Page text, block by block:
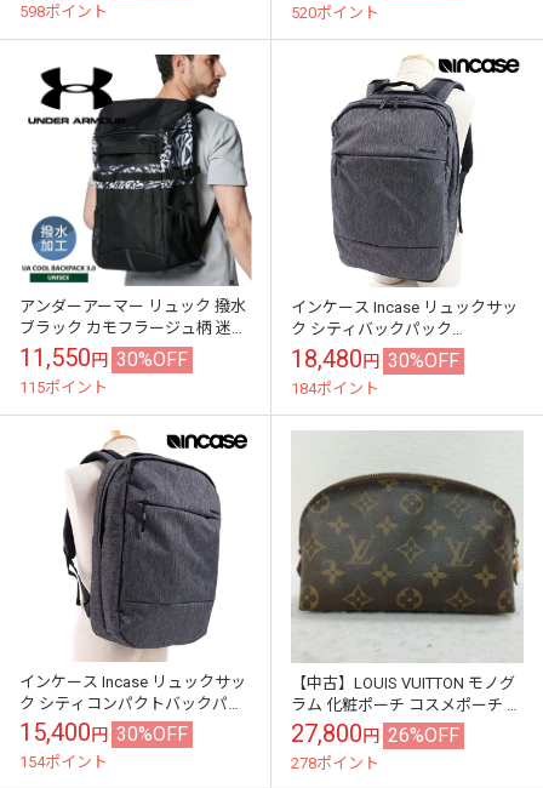
598ポイント 520ポイント
アンダーアーマー リュック 撥水
ブラック カモフラージュ柄 迷彩
UNDER ARMOUR UAクール バッ
クパック3.0 30...
11,550円 30%OFF
115ポイント
インケース Incase リュックサッ
ク シティバックパック
[37171077] 24L City Backpack ユ
ニセック...
18,480円 30%OFF
184ポイント
インケース Incase リュックサッ
ク シティコンパクトバックパッ
ク [37171080] 19L City Compact
B...
15,400円 30%OFF
154ポイント
【中古】LOUIS VUITTON モノグ
ラム 化粧ポーチ コスメポーチ ポ
シェット・コスメティック
M47515
27,800円 26%OFF
278ポイント